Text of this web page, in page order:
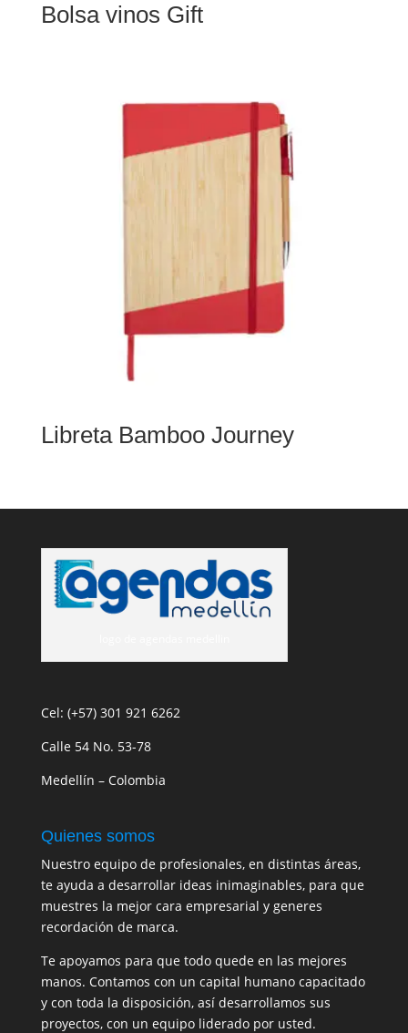
Bolsa vinos Gift
Libreta Bamboo Journey
Cel: (+57) 301 921 6262
Calle 54 No. 53-78
Medellín – Colombia
Quienes somos
Nuestro equipo de profesionales, en distintas áreas,
te ayuda a desarrollar ideas inimaginables, para que
muestres la mejor cara empresarial y generes
recordación de marca.
Te apoyamos para que todo quede en las mejores
manos. Contamos con un capital humano capacitado
y con toda la disposición, así desarrollamos sus
proyectos, con un equipo liderado por usted.